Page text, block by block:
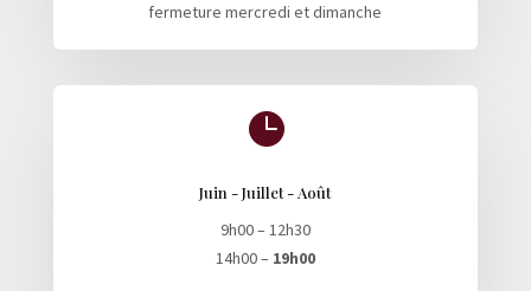
fermeture mercredi et dimanche

Juin - Juillet - Août
9h00 – 12h30
14h00 – 19h00